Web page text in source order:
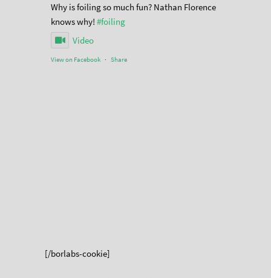
Why is foiling so much fun? Nathan Florence
knows why! #foiling
Video
View on Facebook · Share
[/borlabs-cookie]